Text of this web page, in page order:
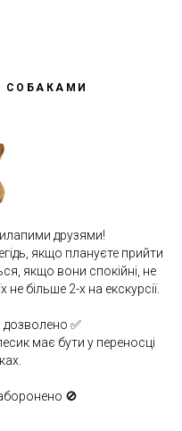
СОБАКАМИ
друзями!
якщо плануєте прийти
якщо вони спокійні, не
більше 2-х на екскурсії.
дозволено ✅
має бути у переносці
🚫